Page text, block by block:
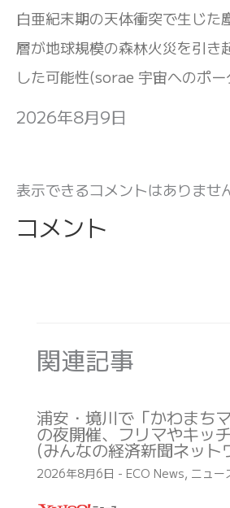
白亜紀末期の天体衝突で生じた
層が地球規模の森林火災を引き
した可能性(sorae 宇宙へのポ
2026年8月9日
表示できるコメントはありませ
コメント
関連記事
浦安・境川で「かわまち
の夜開催、フリマやキッ
(みんなの経済新聞ネット
2026年8月6日 - ECO News, ニュー